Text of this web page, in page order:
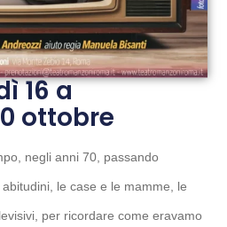
16 a
ottobre
negli anni 70, passando
le case e le mamme, le
per ricordare come eravamo